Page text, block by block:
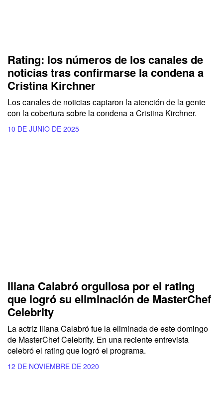
Rating: los números de los canales de
noticias tras confirmarse la condena a
Cristina Kirchner
Los canales de noticias captaron la atención de la gente
con la cobertura sobre la condena a Cristina Kirchner.
10 DE JUNIO DE 2025
Iliana Calabró orgullosa por el rating
que logró su eliminación de MasterChef
Celebrity
La actriz Iliana Calabró fue la eliminada de este domingo
de MasterChef Celebrity. En una reciente entrevista
celebró el rating que logró el programa.
12 DE NOVIEMBRE DE 2020